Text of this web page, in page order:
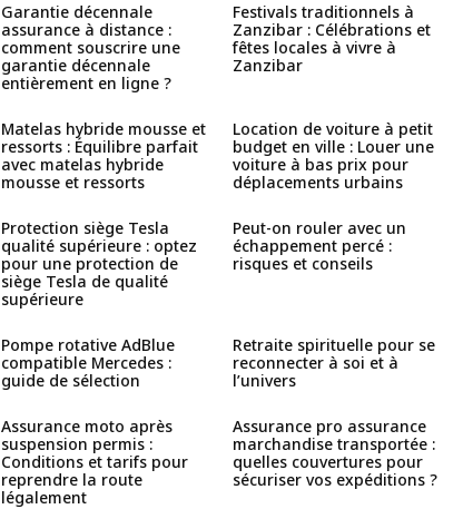
Garantie décennale
assurance à distance :
comment souscrire une
garantie décennale
entièrement en ligne ?
Festivals traditionnels à
Zanzibar : Célébrations et
fêtes locales à vivre à
Zanzibar
Matelas hybride mousse et
ressorts : Équilibre parfait
avec matelas hybride
mousse et ressorts
Location de voiture à petit
budget en ville : Louer une
voiture à bas prix pour
déplacements urbains
Protection siège Tesla
qualité supérieure : optez
pour une protection de
siège Tesla de qualité
supérieure
Peut-on rouler avec un
échappement percé :
risques et conseils
Pompe rotative AdBlue
compatible Mercedes :
guide de sélection
Retraite spirituelle pour se
reconnecter à soi et à
l’univers
Assurance moto après
suspension permis :
Conditions et tarifs pour
reprendre la route
légalement
Assurance pro assurance
marchandise transportée :
quelles couvertures pour
sécuriser vos expéditions ?